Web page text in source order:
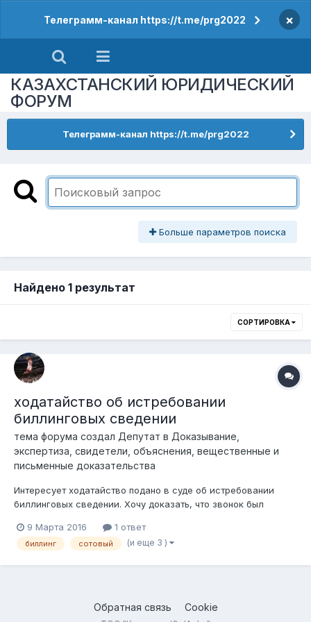
Телеграмм-канал https://t.me/prg2022 ×
КАЗАХСТАНСКИЙ ЮРИДИЧЕСКИЙ
ФОРУМ
Телеграмм-канал https://t.me/prg2022
Больше параметров поиска
Найдено 1 результат
СОРТИРОВКА
ходатайство об истребовании
биллинговых сведении
тема форума создал Депутат в Доказывание,
экспертиза, свидетели, объяснения, вещественные и
письменные доказательства
Интересует ходатайство подано в суде об истребовании
биллинговых сведении. Хочу доказать, что звонок был
совсем с другого места. кто пытался аналогичное в
гражданском процессе протащить? и как результат
9 Марта 2016 1 ответ
биллинг сотовый (и еще 3 )
Обратная связь Cookie